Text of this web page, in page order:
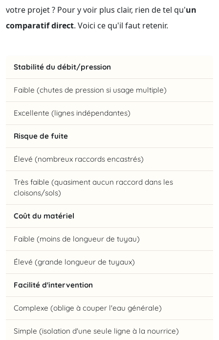
votre projet ? Pour y voir plus clair, rien de tel qu'un
comparatif direct. Voici ce qu'il faut retenir.
Stabilité du débit/pression
Faible (chutes de pression si usage multiple)
Excellente (lignes indépendantes)
Risque de fuite
Élevé (nombreux raccords encastrés)
Très faible (quasiment aucun raccord dans les
cloisons/sols)
Coût du matériel
Faible (moins de longueur de tuyau)
Élevé (grande longueur de tuyaux)
Facilité d'intervention
Complexe (oblige à couper l'eau générale)
Simple (isolation d'une seule ligne à la nourrice)